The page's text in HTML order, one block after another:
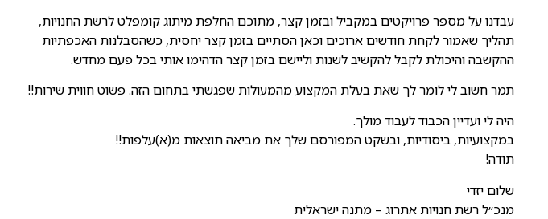
עבדנו על מספר פרויקטים במקביל ובזמן קצר, מתוכם החלפת מיתוג קומפלט לרשת החנויות,
תהליך שאמור לקחת חודשים ארוכים וכאן הסתיים בזמן קצר יחסית, כשהסבלנות האכפתיות
ההקשבה והיכולת לקבל להקשיב לשנות וליישם בזמן קצר הדהימו אותי בכל פעם מחדש.
תמר חשוב לי לומר לך שאת בעלת המקצוע מהמעולות שפגשתי בתחום הזה. פשוט חווית שירות!!
היה לי ועדיין הכבוד לעבוד מולך.
במקצועיות, ביסודיות, ובשקט המפורסם שלך את מביאה תוצאות מ(א)עלפות!!
תודה!
שלום יזדי
מנכ״ל רשת חנויות אתרוג – מתנה ישראלית